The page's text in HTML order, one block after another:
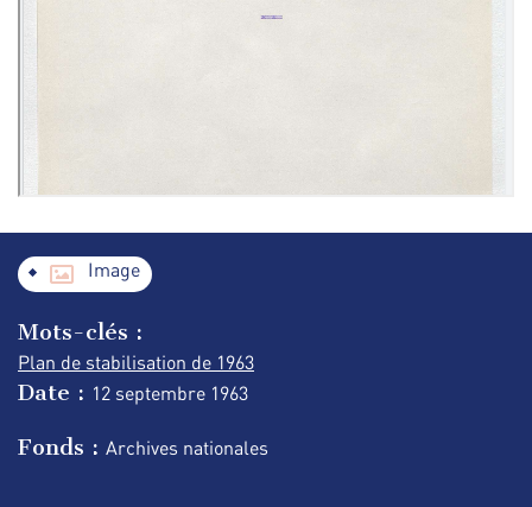
Image
Mots-clés :
Plan de stabilisation de 1963
Date : 12 septembre 1963
Fonds : Archives nationales